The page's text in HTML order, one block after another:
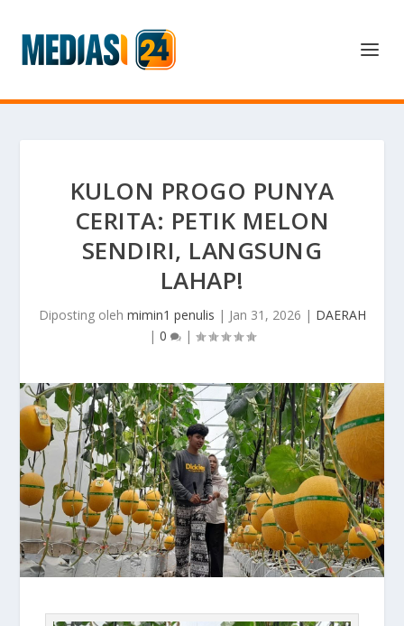
KULON PROGO PUNYA
CERITA: PETIK MELON
SENDIRI, LANGSUNG
LAHAP!
Diposting oleh mimin1 penulis | Jan 31, 2026 | DAERAH
| 0 |